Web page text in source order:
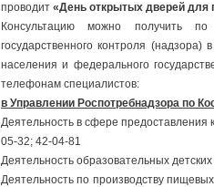
проводит «День открытых дверей для
Консультацию можно получить по
государственного контроля (надзора)
населения и федерального
телефонам специалистов:
в Управлении Роспотребнадзора по
Деятельность в сфере
05-32; 42-04-81
Деятельность образовательных
Деятельность по производству